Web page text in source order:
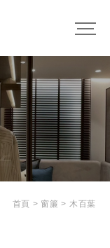
首頁 > 窗簾 > 木百葉